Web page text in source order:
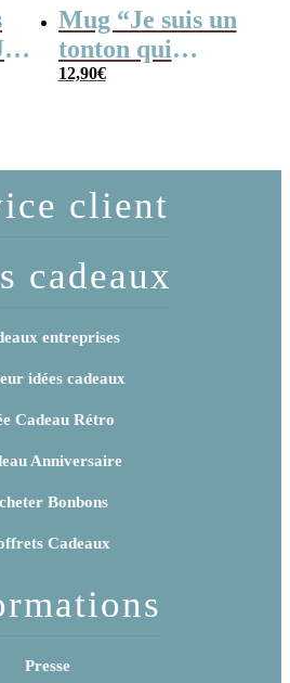
Mug “Je suis un
tonton qui
déchire” et ses
personnalisable
12,90€
client
cadeaux
entreprises
idées cadeaux
Cadeau Rétro
Anniversaire
Bonbons
Cadeaux
Presse